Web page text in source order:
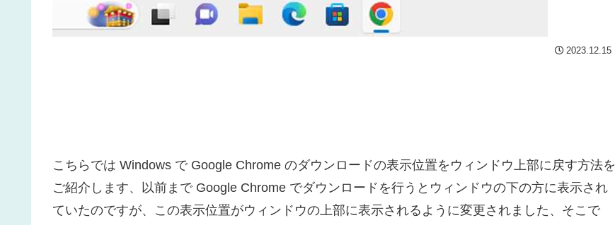
2023.12.15
こちらでは Windows で Google Chrome のダウンロードの表示位置をウィンドウ上部に戻す方法を
ご紹介します、以前まで Google Chrome でダウンロードを行うとウィンドウの下の方に表示され
ていたのですが、この表示位置がウィンドウの上部に表示されるように変更されました、そこで